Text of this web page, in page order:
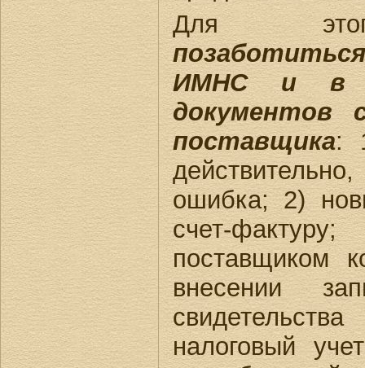
Для
ИМНС и в
документов
поставщика:
ошибка; 2)
счет-
поставщиком
внесении
налоговый